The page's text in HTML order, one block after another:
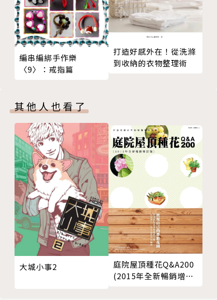
莎敏．納斯瑞特（Samin Nosrat）
作家、廚藝教師和主廚。《紐約時報》（New York Ti
mes）將莎敏形容為「正確的技巧和最佳食材的活字
典」；美國國家公共廣播電台（NPR）節目《All Thin
gs Considered》則稱讚她是「下一位茱莉亞．柴爾德
（Julia Child，美國著名廚師和電視節目主持
讚譽她為「美國下一位偉大的烹飪老師」；她也是飲食
文學作家麥可．波倫（Michael Pollan）的廚藝老
師。自2000年莎敏因受美食感動進入Chez Panisse餐
廳廚房工作，自此開啟了專業廚師之路。她的作品經常
刊登在《紐約時報》、美食雜誌《Bon Appétit》、
《舊金山紀事報》（San Francisco Chronicle）等媒
體，現居於加州柏克萊，《鹽、油、酸、熱》是她的第
一本書。
譯者簡介
妞仔（黃宜貞）
旅居英國多年，從對美食充滿熱愛的煮婦， 一路進化
到藍帶畢業的甜點師。喜愛研讀食譜，是作者也是譯
何謂熱？
熱的運作機制
熱的使用
＊決定要煮什麼
平衡，層次化和節制
使用食譜的方法
＊廚房裡的基本常識
＊食譜
沙拉
沙拉淋醬
蔬菜
高湯與湯品
豆類、穀物與義大利麵
蛋
魚類
觀看雞肉的十三種方法
肉類
醬料
奶油與麵團
編串編綁手作樂
〈9〉：戒指篇
打造好感外在！從洗滌
到收納的衣物整理術
其他人也看了
大城小事2
庭院屋頂種花Q&A200
(2015年全新暢銷增訂